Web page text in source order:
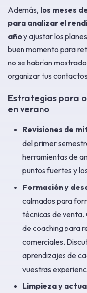
Además, los meses
para analizar el
añoy ajustar los
buen momento para
no se habrían
organizar tus
Estrategias para
en verano
Revisiones de
del primer
herramientas de
puntos fuertes y
Formación y
calmados para
técnicas de venta.
de coaching para
comerciales.
aprendizajes de
vuestras
Limpieza y